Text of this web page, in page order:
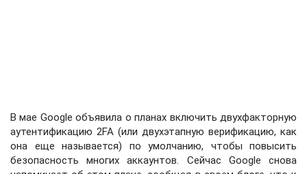
В мае Google объявила о планах включить двухфакторную
аутентификацию 2FA (или двухэтапную верификацию, как
она еще называется) по умолчанию, чтобы повысить
безопасность многих аккаунтов. Сейчас Google снова